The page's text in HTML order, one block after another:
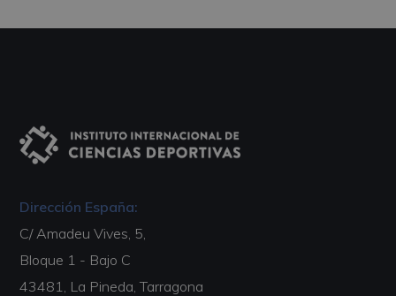
Dirección España:
C/ Amadeu Vives, 5,
Bloque 1 - Bajo C
43481, La Pineda, Tarragona